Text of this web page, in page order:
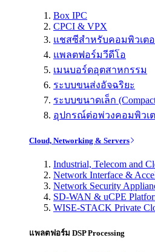
Box IPC
CPCI & VPX
แชสซีสำหรับคอมพิวเต
แพลตฟอร์มวีดีโอ
เมนบอร์ดอุตสาหกรรม
ระบบขนส่งอัจฉริยะ
ระบบขนาดเล็ก
อุปกรณ์ต่อพ่วงคอมพิวเ
Cloud, Networking & Servers
Industrial, Telecom and
Network Interface &
Network Security
SD-WAN & uCPE
WISE-STACK Private
แพลตฟอร์ม DSP Processing